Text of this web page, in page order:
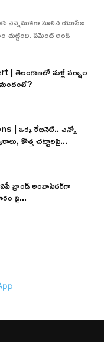
వెన్నెముకగా మారిన యూపీఐ
చుట్టింది. పేమెంట్ అండ్
| తెలంగాణలో మళ్లీ వర్షాల
| ఒక్క కేబినెట్.. ఎన్నో
కొత్త చట్టాలపై...
బ్రాండ్ అంబాసిడర్‌గా
పై...